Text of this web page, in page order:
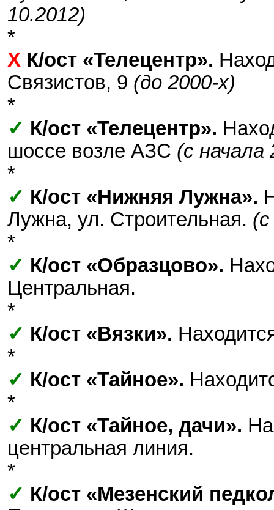
10.2012)
*
Х К/ост «Телецентр».
Связистов, 9 (до 2000-х)
*
✓ К/ост «Телецентр».
шоссе возле АЗС (с начала
*
✓ К/ост «Нижняя Лужна».
Лужна, ул. Строительная.
*
✓ К/ост «Образцово».
Центральная.
*
✓ К/ост «Вязки».
*
✓ К/ост «Тайное».
*
✓ К/ост «Тайное, дачи».
центральная линия.
*
✓ К/ост «Мезенский